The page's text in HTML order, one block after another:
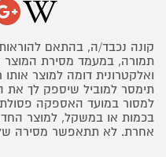
קונה נכבד/ה, בהתאם
תמורה, במעמד מסירת
ואלקטרונית דומה למוצר
תימסר למוביל שיספק לך
למסור במועד האספקה פסולת
בכמות או במשקל, למוצר
אחרת. לא תתאפשר מסירה